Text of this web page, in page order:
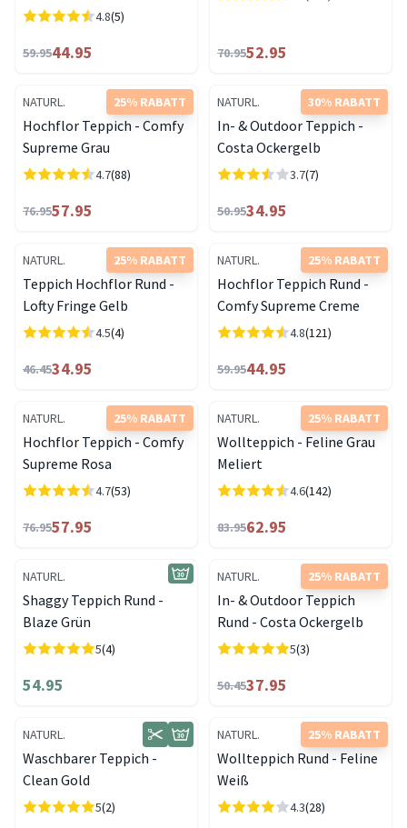
4.8(5)
59.9544.95 70.9552.95
25% RABATT
NATURL.
Hochflor Teppich - Comfy
Supreme Grau
4.7(88)
76.9557.95
30% RABATT
NATURL.
In- & Outdoor Teppich -
Costa Ockergelb
3.7(7)
50.9534.95
25% RABATT
NATURL.
Teppich Hochflor Rund -
Lofty Fringe Gelb
4.5(4)
46.4534.95
25% RABATT
NATURL.
Hochflor Teppich Rund -
Comfy Supreme Creme
4.8(121)
59.9544.95
25% RABATT
NATURL.
Hochflor Teppich - Comfy
Supreme Rosa
4.7(53)
76.9557.95
25% RABATT
NATURL.
Wollteppich - Feline Grau
Meliert
4.6(142)
83.9562.95
NATURL.
Shaggy Teppich Rund -
Blaze Grün
5(4)
54.95
25% RABATT
NATURL.
In- & Outdoor Teppich
Rund - Costa Ockergelb
5(3)
50.4537.95
NATURL.
Waschbarer Teppich -
Clean Gold
5(2)
25% RABATT
NATURL.
Wollteppich Rund - Feline
Weiß
4.3(28)